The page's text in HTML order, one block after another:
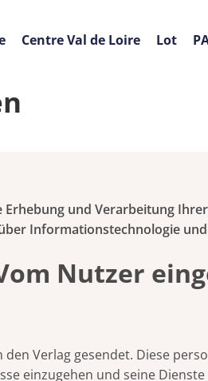
Centre Val de Loire Lot
und Verarbeitung
Informationstechnologie
Nutzer
Verlag gesendet. Diese
einzugehen und seine